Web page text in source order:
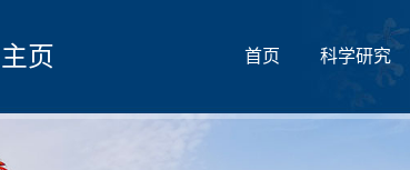
页 首页 科学研究